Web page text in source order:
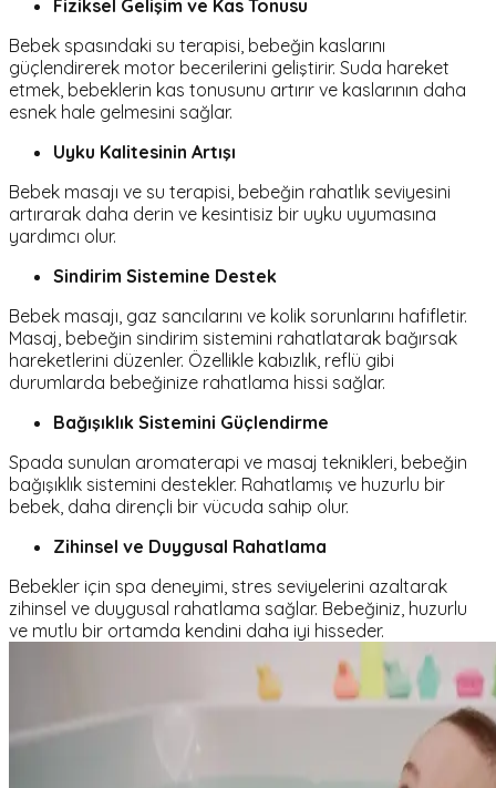
Fiziksel Gelişim ve Kas Tonusu
Bebek spasındaki su terapisi, bebeğin kaslarını
güçlendirerek motor becerilerini geliştirir. Suda hareket
etmek, bebeklerin kas tonusunu artırır ve kaslarının daha
esnek hale gelmesini sağlar.
Uyku Kalitesinin Artışı
Bebek masajı ve su terapisi, bebeğin rahatlık seviyesini
artırarak daha derin ve kesintisiz bir uyku uyumasına
yardımcı olur.
Sindirim Sistemine Destek
Bebek masajı, gaz sancılarını ve kolik sorunlarını hafifletir.
Masaj, bebeğin sindirim sistemini rahatlatarak bağırsak
hareketlerini düzenler. Özellikle kabızlık, reflü gibi
durumlarda bebeğinize rahatlama hissi sağlar.
Bağışıklık Sistemini Güçlendirme
Spada sunulan aromaterapi ve masaj teknikleri, bebeğin
bağışıklık sistemini destekler. Rahatlamış ve huzurlu bir
bebek, daha dirençli bir vücuda sahip olur.
Zihinsel ve Duygusal Rahatlama
Bebekler için spa deneyimi, stres seviyelerini azaltarak
zihinsel ve duygusal rahatlama sağlar. Bebeğiniz, huzurlu
ve mutlu bir ortamda kendini daha iyi hisseder.